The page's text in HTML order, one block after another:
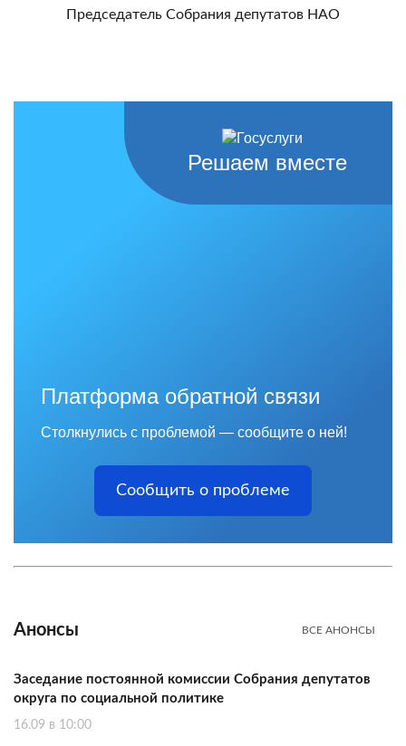
Председатель Собрания депутатов НАО
Решаем вместе
Платформа обратной связи
Столкнулись с проблемой — сообщите о ней!
Сообщить о проблеме
Анонсы ВСЕ АНОНСЫ
Заседание постоянной комиссии Собрания депутатов
округа по социальной политике
16.09 в 10:00